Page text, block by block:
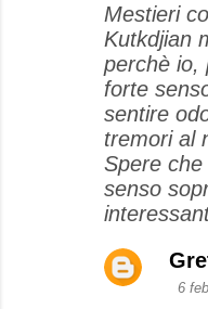
Mestieri
Kutkdjian
perchè io,
forte
sentire
tremori al
Spere
senso
6